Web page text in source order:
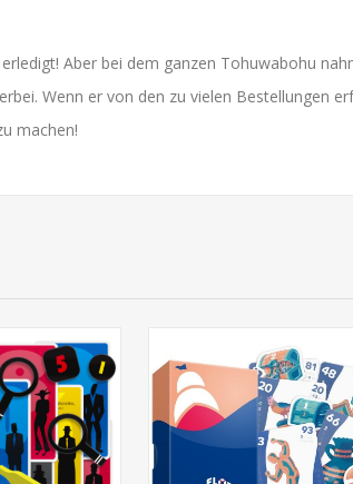
Aber bei dem ganzen Tohuwabohu
Wenn er von den zu vielen Bestellungen
machen!